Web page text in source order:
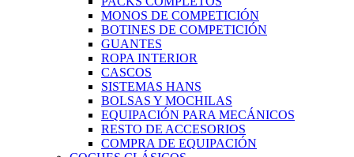
MONOS DE COMPETICIÓN
BOTINES DE COMPETICIÓN
GUANTES
ROPA INTERIOR
CASCOS
SISTEMAS HANS
BOLSAS Y MOCHILAS
EQUIPACIÓN PARA MECÁNICOS
RESTO DE ACCESORIOS
COMPRA DE EQUIPACIÓN